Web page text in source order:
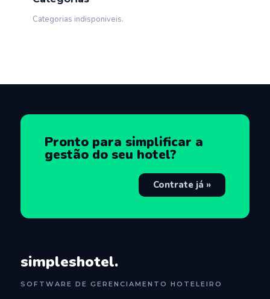
Categorias indisponiveis.
Pronto para simplificar a
gestão do seu hotel?
Contrate já »
simpleshotel.
SOFTWARE DE GERENCIAMENTO HOTELEIRO